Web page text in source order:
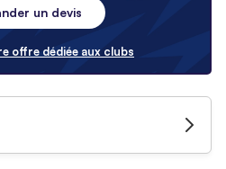
un devis
offre dédiée aux clubs